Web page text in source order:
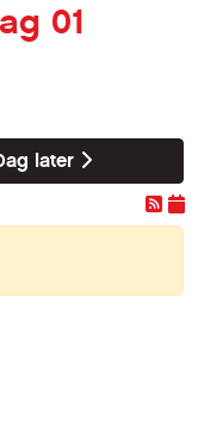
01
later